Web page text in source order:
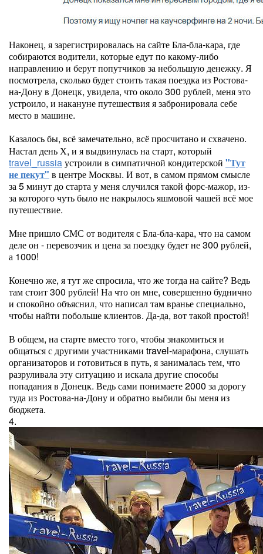
Наконец, я зарегистрировалась на сайте Бла-бла-кара, где
собираются водители, которые едут по какому-либо
направлению и берут попутчиков за небольшую денежку. Я
посмотрела, сколько будет стоить такая поездка из Ростова-
на-Дону в Донецк, увидела, что около 300 рублей, меня это
устроило, и накануне путешествия я забронировала себе
место в машине.
Казалось бы, всё замечательно, всё просчитано и схвачено.
Настал день Х, и я выдвинулась на старт, который
travel_russiaустроили в симпатичной кондитерской "Тут
не пекут" в центре Москвы. И вот, в самом прямом смысле
за 5 минут до старта у меня случился такой форс-мажор, из-
за которого чуть было не накрылось яшмовой чашей всё мое
путешествие.
Мне пришло СМС от водителя с Бла-бла-кара, что на самом
деле он - перевозчик и цена за поездку будет не 300 рублей,
а 1000!
Конечно же, я тут же спросила, что же тогда на сайте? Ведь
там стоит 300 рублей! На что он мне, совершенно буднично
и спокойно объяснил, что написал там вранье специально,
чтобы найти побольше клиентов. Да-да, вот такой простой!
В общем, на старте вместо того, чтобы знакомиться и
общаться с другими участниками travel-марафона, слушать
организаторов и готовиться в путь, я занималась тем, что
разруливала эту ситуацию и искала другие способы
попадания в Донецк. Ведь сами понимаете 2000 за дорогу
туда из Ростова-на-Дону и обратно выбили бы меня из
бюджета.
4.